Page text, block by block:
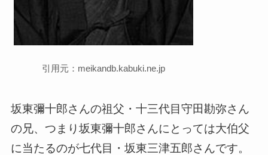
引用元：meikandb.kabuki.ne.jp
坂東彌十郎さんの祖父・十三代目守田勘弥さん
の兄、つまり坂東彌十郎さんにとっては大伯父
に当たるのが七代目・坂東三津五郎さんです。